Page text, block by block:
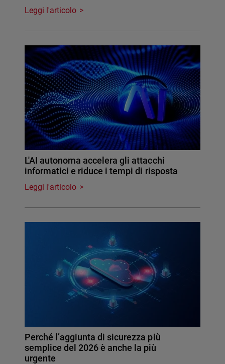
Leggi l'articolo
L'AI autonoma accelera gli attacchi
informatici e riduce i tempi di risposta
Leggi l'articolo
Perché l’aggiunta di sicurezza più
semplice del 2026 è anche la più
urgente